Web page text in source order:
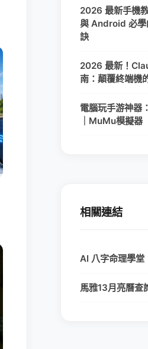
2026 最新手機
與 Android 必學
訣
2026 最新！
南：顛覆終端機
電腦玩手游神器
｜MuMu模擬器
相關連結
AI 八字命理學堂
馬雅13月亮曆查